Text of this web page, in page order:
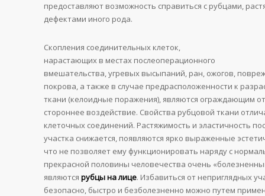
предоставляют возможность справиться с рубцами,
дефектами иного рода.
Скопления соединительных клеток,
нарастающих в местах послеоперационного
вмешательства, угревых высыпаний, ран, ожогов,
покрова, а также в случае предрасположенности к
ткани (келоидные поражения), являются ограждающим
стороннее воздействие. Свойства рубцовой ткани
клеточных соединений. Растяжимость и эластичность
участка снижается, появляются ярко выраженные
что не позволяет ему функционировать наряду с
прекрасной половины человечества очень
являются рубцы на лице. Избавиться от неприглядных
безопасно, быстро и безболезненно можно путем